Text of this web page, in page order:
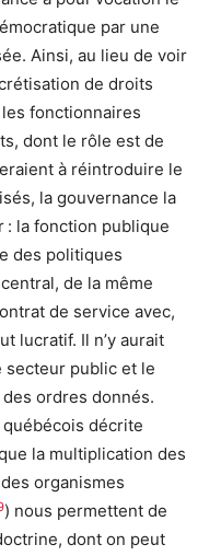
par une
Ainsi, au lieu de voir
de droits
fonctionnaires
dont le rôle est de
à réintroduire le
la gouvernance la
: la fonction publique
des politiques
de la même
de service avec,
lucratif. Il n’y aurait
public et le
ordres donnés.
québécois décrite
la multiplication des
organismes
) nous permettent de
dont on peut